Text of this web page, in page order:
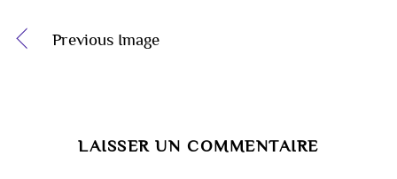
Previous Image
LAISSER UN COMMENTAIRE